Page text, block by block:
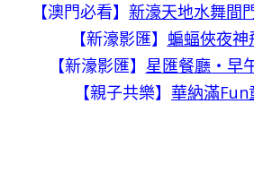
【澳門必看】 新濠天地水舞間
【新濠影匯】 蝙蝠俠夜神
【新濠影匯】 星匯餐廳・早
【親子共樂】 華納滿Fun